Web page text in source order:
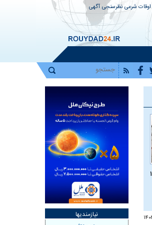
اوقات شرعی نظرسنجی آگهی
نیازمندیها